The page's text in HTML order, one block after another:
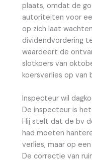
plaats, omdat de
autoriteiten voor
op zich laat
dividendvordering
waardeert de
slotkoers van
koersverlies op van
Inspecteur wil
De inspecteur is
Hij stelt dat de bv
had moeten
verlies, maar op
De correctie van